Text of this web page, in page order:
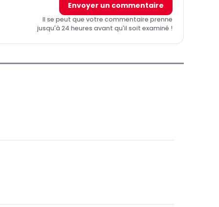
Envoyer un commentaire
Il se peut que votre commentaire prenne
jusqu'à 24 heures avant qu'il soit examiné !